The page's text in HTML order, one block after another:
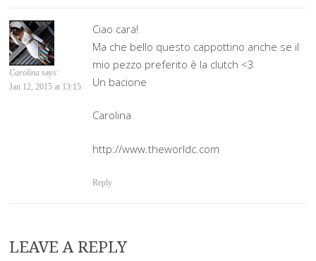
Carolina says:
Jan 12, 2015 at 13:15
Ciao cara!
Ma che bello questo cappottino anche se il
mio pezzo preferito è la clutch <3
Un bacione
Carolina
http://www.theworldc.com
Reply
LEAVE A REPLY